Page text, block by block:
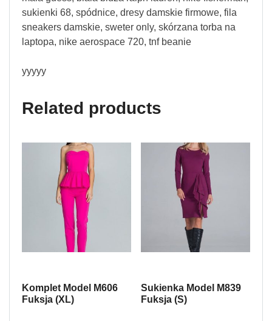
sukienki 68, spódnice, dresy damskie firmowe, fila
sneakers damskie, sweter only, skórzana torba na
laptopa, nike aerospace 720, tnf beanie
yyyyy
Related products
Komplet Model M606
Fuksja (XL)
Sukienka Model M839
Fuksja (S)